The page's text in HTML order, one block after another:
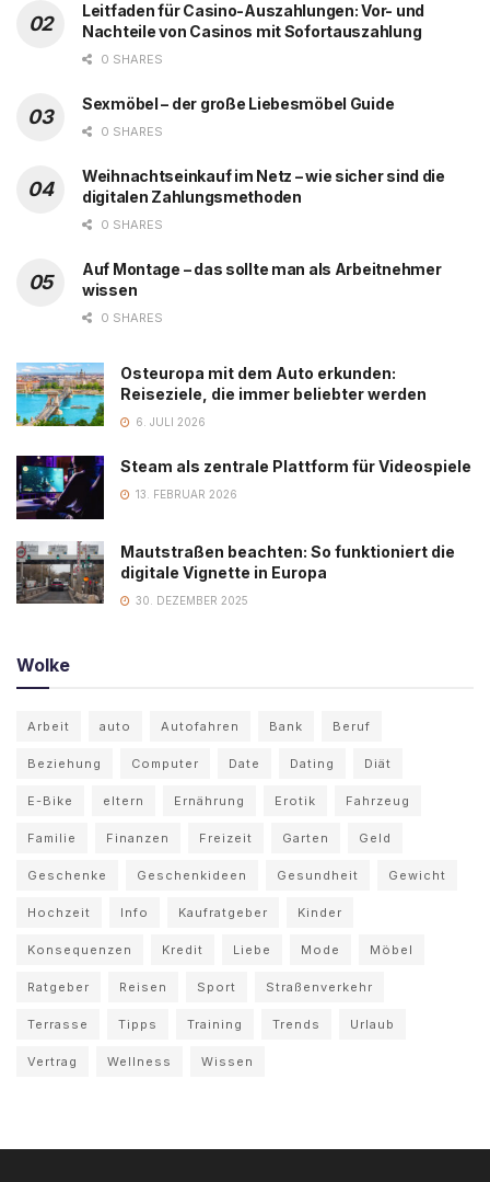
Leitfaden für Casino-Auszahlungen: Vor- und
Nachteile von Casinos mit Sofortauszahlung
0 SHARES
Sexmöbel – der große Liebesmöbel Guide
0 SHARES
Weihnachtseinkauf im Netz – wie sicher sind die
digitalen Zahlungsmethoden
0 SHARES
Auf Montage – das sollte man als Arbeitnehmer
wissen
0 SHARES
Osteuropa mit dem Auto erkunden:
Reiseziele, die immer beliebter werden
6. JULI 2026
Steam als zentrale Plattform für Videospiele
13. FEBRUAR 2026
Mautstraßen beachten: So funktioniert die
digitale Vignette in Europa
30. DEZEMBER 2025
Wolke
Arbeit auto Autofahren Bank Beruf
Beziehung Computer Date Dating Diät
E-Bike eltern Ernährung Erotik Fahrzeug
Familie Finanzen Freizeit Garten Geld
Geschenke Geschenkideen Gesundheit Gewicht
Hochzeit Info Kaufratgeber Kinder
Konsequenzen Kredit Liebe Mode Möbel
Ratgeber Reisen Sport Straßenverkehr
Terrasse Tipps Training Trends Urlaub
Vertrag Wellness Wissen